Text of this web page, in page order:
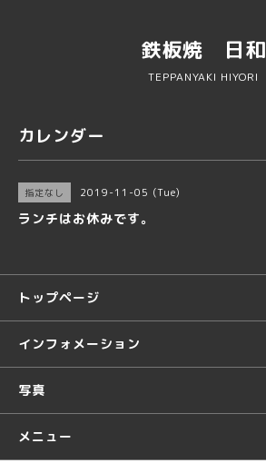
鉄板焼 日和
TEPPANYAKI HIYORI
カレンダー
指定なし 2019-11-05 (Tue)
ランチはお休みです。
トップページ
インフォメーション
写真
メニュー